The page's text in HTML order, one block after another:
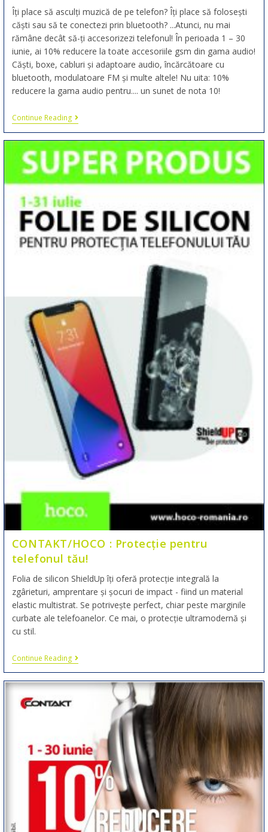
Îți place să asculți muzică de pe telefon? Îți place să folosești
căști sau să te conectezi prin bluetooth? ...Atunci, nu mai
rămâne decât să-ți accesorizezi telefonul! În perioada 1 – 30
iunie, ai 10% reducere la toate accesoriile gsm din gama audio!
Căști, boxe, cabluri și adaptoare audio, încărcătoare cu
bluetooth, modulatoare FM și multe altele! Nu uita: 10%
reducere la gama audio pentru.... un sunet de nota 10!
Continue Reading
CONTAKT/HOCO : Protecție pentru
telefonul tău!
Folia de silicon ShieldUp îți oferă protecție integrală la
zgârieturi, amprentare și șocuri de impact - fiind un material
elastic multistrat. Se potrivește perfect, chiar peste marginile
curbate ale telefoanelor. Ce mai, o protecție ultramodernă și
cu stil.
Continue Reading